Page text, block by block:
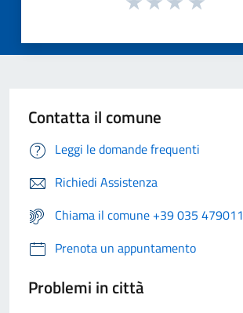
Contatta il comune
Leggi le domande frequenti
Richiedi Assistenza
Chiama il comune +39 035 479011
Prenota un appuntamento
Problemi in città